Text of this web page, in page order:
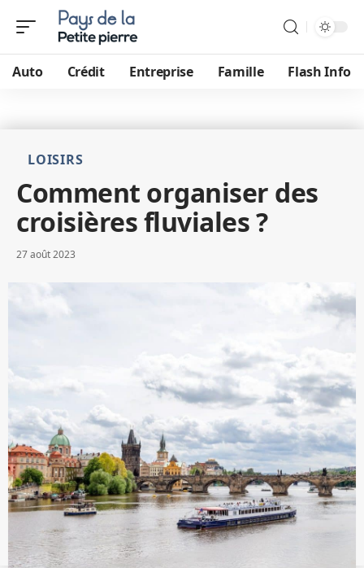
Auto Crédit Entreprise Famille Flash Info
LOISIRS
Comment organiser des
croisières fluviales ?
27 août 2023